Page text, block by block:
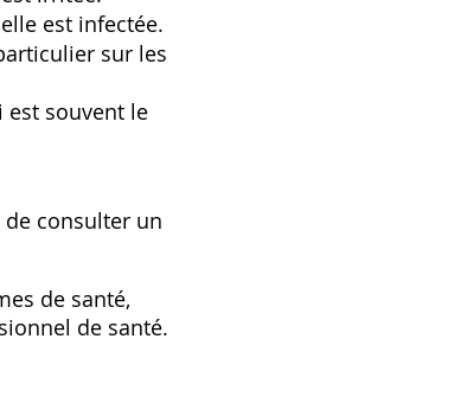
est infectée.
sur les
est souvent le
consulter un
de santé,
de santé.